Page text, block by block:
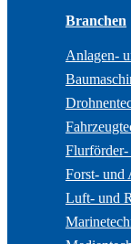
Branchen
Anlagen-
Flurförder-
Forst- und
Luft- und